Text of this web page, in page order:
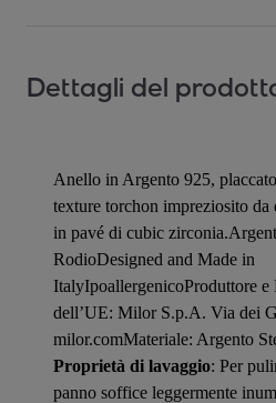
Dettagli del
Anello in Argento 925,
texture torchon impreziosito da
in pavé di cubic
RodioDesigned and Made in
ItalyIpoallergenicoProduttore e
dell’UE: Milor S.p.A. Via dei
milor.comMateriale: Argento
Proprietà di lavaggio: Per
panno soffice leggermente